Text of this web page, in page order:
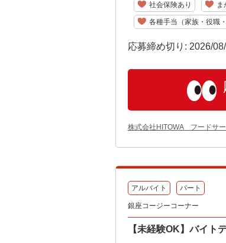
社会保険あり ま
各種手当（家族・役職
応募締め切り: 2026/
株式会社HITOWA フードサ
アルバイト パート
銀座コージーコーナー
【未経験OK】バイト